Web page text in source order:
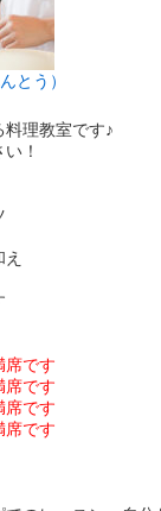
とう）
理教室です♪
！
席です
席です
席です
席です